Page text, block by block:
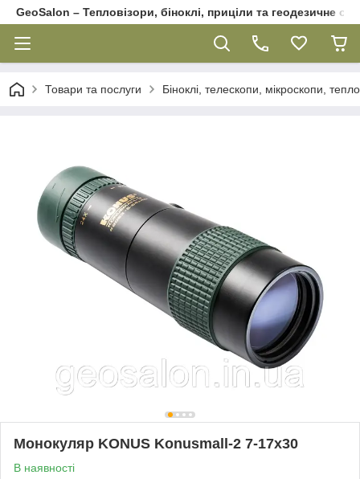
GeoSalon – Тепловізори, біноклі, приціли та геодезичне
Товари та послуги Біноклі, телескопи, мікроскопи,
Монокуляр KONUS Konusmall-2 7-17x30
В наявності